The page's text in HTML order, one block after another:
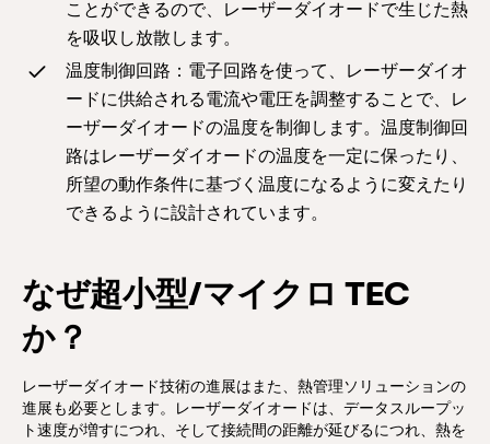
ことができるので、レーザーダイオードで生じた熱
を吸収し放散します。
温度制御回路：電子回路を使って、レーザーダイオ
ードに供給される電流や電圧を調整することで、レ
ーザーダイオードの温度を制御します。温度制御回
路はレーザーダイオードの温度を一定に保ったり、
所望の動作条件に基づく温度になるように変えたり
できるように設計されています。
なぜ超小型/マイクロ TEC
か？
レーザーダイオード技術の進展はまた、熱管理ソリューションの
進展も必要とします。レーザーダイオードは、データスループッ
ト速度が増すにつれ、そして接続間の距離が延びるにつれ、熱を